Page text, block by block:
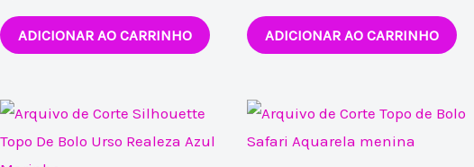
ADICIONAR AO CARRINHO ADICIONAR AO CARRINHO